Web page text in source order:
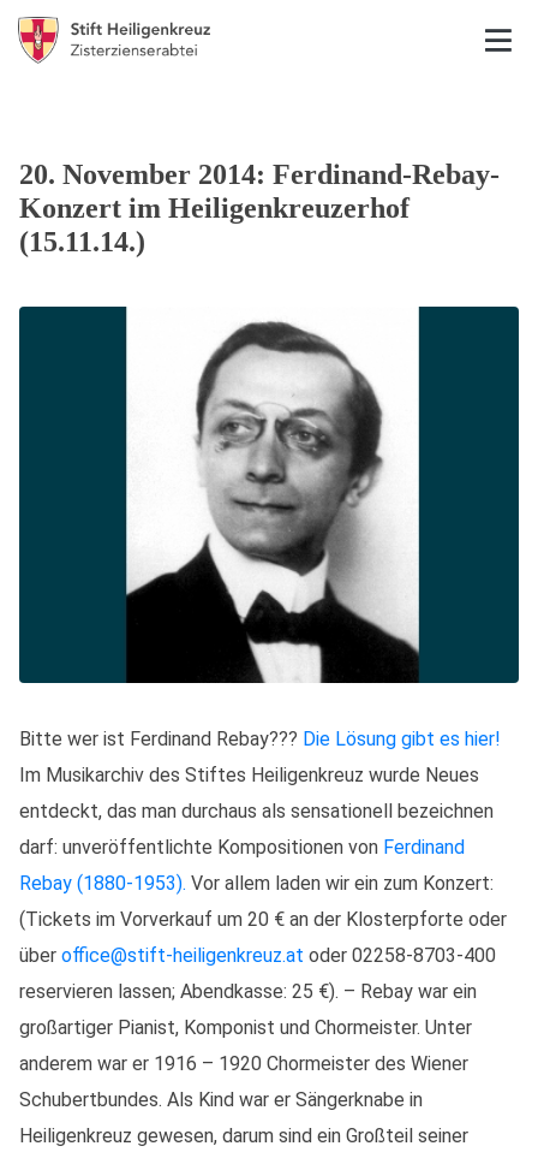
20. November 2014: Ferdinand-Rebay-
Konzert im Heiligenkreuzerhof
(15.11.14.)
Bitte wer ist Ferdinand Rebay??? Die Lösung gibt es hier!
Im Musikarchiv des Stiftes Heiligenkreuz wurde Neues
entdeckt, das man durchaus als sensationell bezeichnen
darf: unveröffentlichte Kompositionen von Ferdinand
Rebay (1880-1953). Vor allem laden wir ein zum Konzert:
(Tickets im Vorverkauf um 20 € an der Klosterpforte oder
über office@stift-heiligenkreuz.at oder 02258-8703-400
reservieren lassen; Abendkasse: 25 €). – Rebay war ein
großartiger Pianist, Komponist und Chormeister. Unter
anderem war er 1916 – 1920 Chormeister des Wiener
Schubertbundes. Als Kind war er Sängerknabe in
Heiligenkreuz gewesen, darum sind ein Großteil seiner